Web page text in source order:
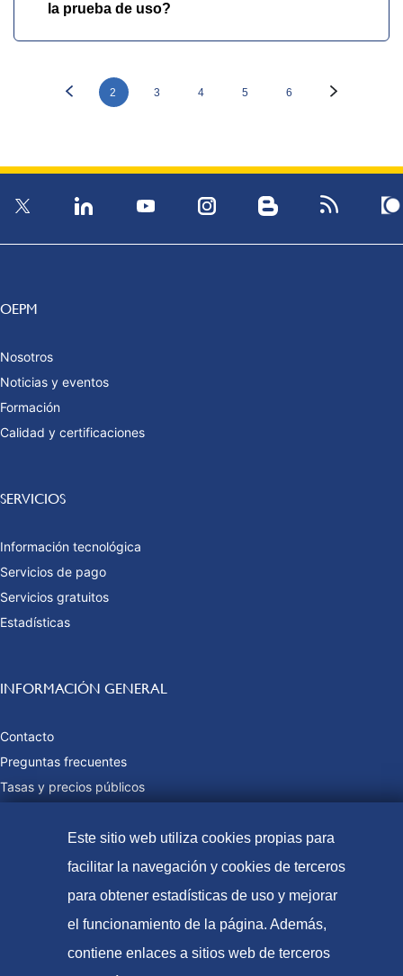
la prueba de uso?
2 3 4 5 6
OEPM
Nosotros
Noticias y eventos
Formación
Calidad y certificaciones
SERVICIOS
Información tecnológica
Servicios de pago
Servicios gratuitos
Estadísticas
INFORMACIÓN GENERAL
Contacto
Preguntas frecuentes
Tasas y precios públicos
© Oficina Española de Patentes y Marcas, 2023
Accesibilidad
Este sitio web utiliza cookies propias para
facilitar la navegación y cookies de terceros
para obtener estadísticas de uso y mejorar
el funcionamiento de la página. Además,
contiene enlaces a sitios web de terceros